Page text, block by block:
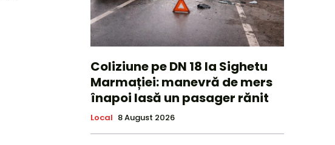
Coliziune pe DN 18 la Sighetu
Marmației: manevră de mers
înapoi lasă un pasager rănit
Local 8 August 2026